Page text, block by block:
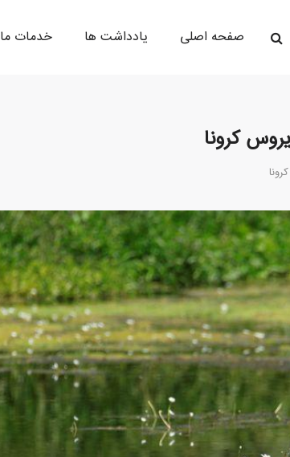
صفحه اصلی یادداشت ها خدمات ما
کرونا